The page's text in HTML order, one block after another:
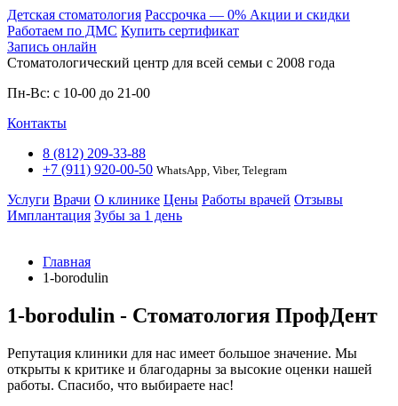
Детская стоматология Расcрочка — 0% Акции и скидки
Работаем по ДМС Купить сертификат
Запись онлайн
Стоматологический центр для всей семьи c 2008 года
Пн-Вс: с 10-00 до 21-00
Контакты
8 (812) 209-33-88
+7 (911) 920-00-50 WhatsApp, Viber, Telegram
Услуги Врачи О клинике Цены Работы врачей Отзывы
Имплантация Зубы за 1 день
Главная
1-borodulin
1-borodulin - Стоматология ПрофДент
Репутация клиники для нас имеет большое значение. Мы
открыты к критике и благодарны за высокие оценки нашей
работы. Спасибо, что выбираете нас!